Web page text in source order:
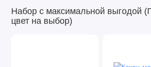
Набор с максимальной выгодой
цвет на выбор)